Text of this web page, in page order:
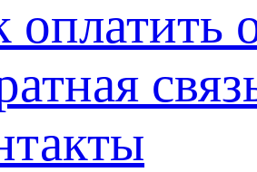
оплатить